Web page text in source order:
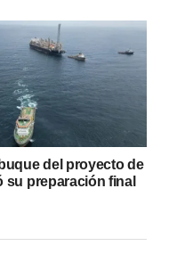
del proyecto de
su preparación final